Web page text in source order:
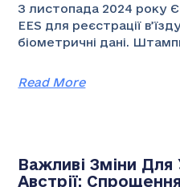
З листопада 2024 року
EES для реєстрації
біометричні дані.
Read More
Важливі Зміни Для
Австрії: